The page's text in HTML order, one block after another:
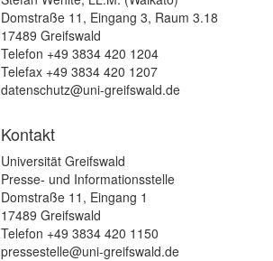
Domstraße 11, Eingang 3, Raum 3.18
17489 Greifswald
Telefon +49 3834 420 1204
Telefax +49 3834 420 1207
datenschutz@uni-greifswald.de
Kontakt
Universität Greifswald
Presse- und Informationsstelle
Domstraße 11, Eingang 1
17489 Greifswald
Telefon +49 3834 420 1150
pressestelle@uni-greifswald.de